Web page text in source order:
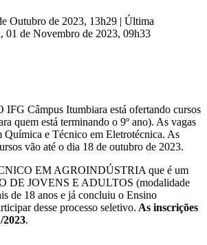
Outubro de 2023, 13h29 | Última
01 de Novembro de 2023, 09h33
IFG Câmpus Itumbiara está ofertando cursos
quem está terminando o 9º ano). As vagas
Química e Técnico em Eletrotécnica. As
vão até o dia 18 de outubro de 2023.
EM AGROINDÚSTRIA que é um
DE JOVENS E ADULTOS (modalidade
de 18 anos e já concluiu o Ensino
desse processo seletivo. As inscrições
2023.